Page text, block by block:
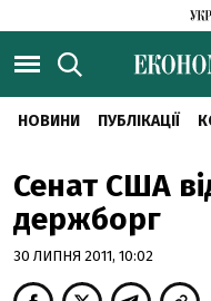
НОВИНИ ПУБЛІКАЦІЇ
Сенат США
держборг
30 ЛИПНЯ 2011, 10:02